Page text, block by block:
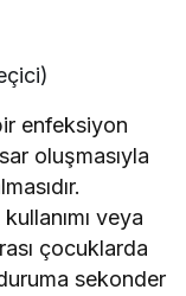
enfeksiyon
oluşmasıyla
veya
çocuklarda
sekonder